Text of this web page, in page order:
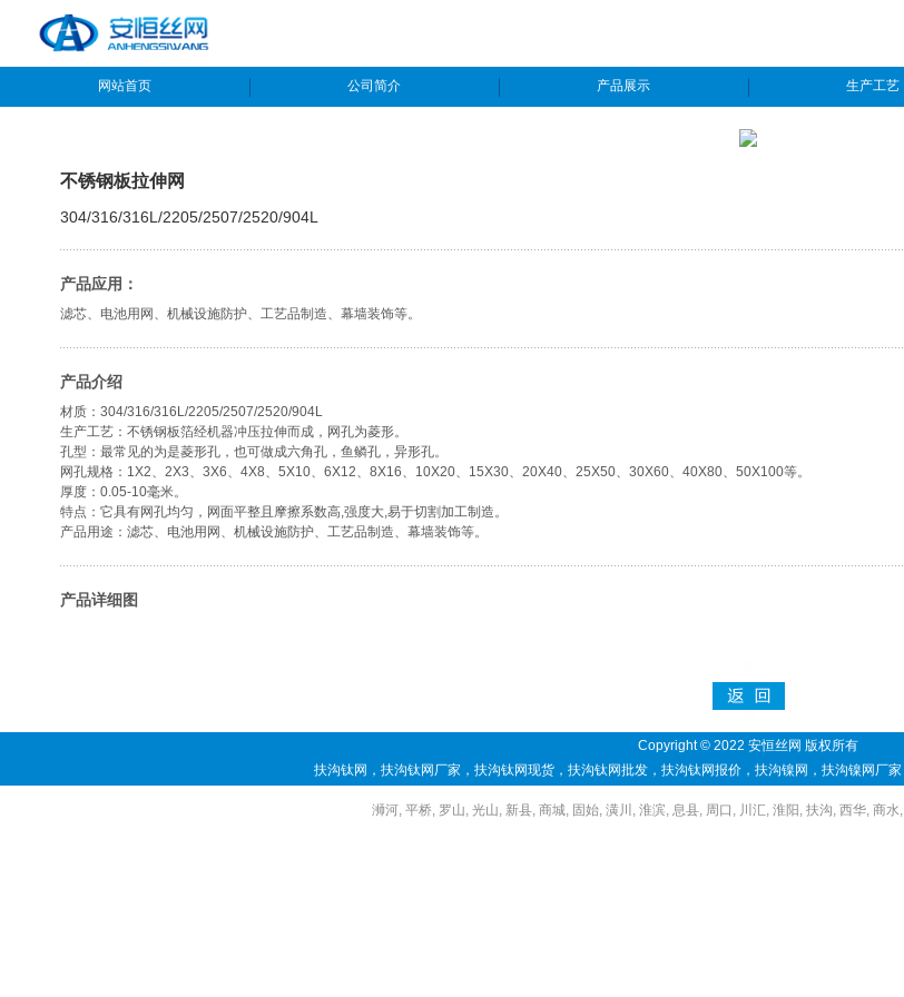
网站首页 公司简介 产品展示 生产工艺
不锈钢板拉伸网
304/316/316L/2205/2507/2520/904L
产品应用：
滤芯、电池用网、机械设施防护、工艺品制造、幕墙装饰等。
产品介绍
材质：304/316/316L/2205/2507/2520/904L
生产工艺：不锈钢板箔经机器冲压拉伸而成，网孔为菱形。
孔型：最常见的为是菱形孔，也可做成六角孔，鱼鳞孔，异形孔。
网孔规格：1X2、2X3、3X6、4X8、5X10、6X12、8X16、10X20、15X30、20X40、25X50、30X60、40X80、50X100等。
厚度：0.05-10毫米。
特点：它具有网孔均匀，网面平整且摩擦系数高,强度大,易于切割加工制造。
产品用途：滤芯、电池用网、机械设施防护、工艺品制造、幕墙装饰等。
产品详细图
Copyright © 2022 安恒丝网 版权所有
扶沟钛网 ， 扶沟钛网厂家 ， 扶沟钛网现货 ， 扶沟钛网批发 ， 扶沟钛网报价 ， 扶沟镍网 ， 扶沟镍网厂家
浉河, 平桥, 罗山, 光山, 新县, 商城, 固始, 潢川 , 淮滨, 息县, 周口 , 川汇, 淮阳 , 扶沟, 西华, 商水,